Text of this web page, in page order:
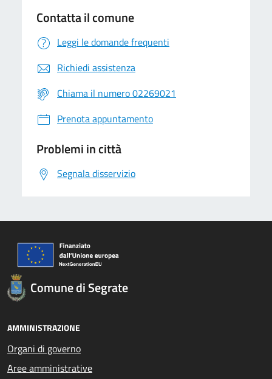
Contatta il comune
Leggi le domande frequenti
Richiedi assistenza
Chiama il numero 02269021
Prenota appuntamento
Problemi in città
Segnala disservizio
Comune di Segrate
AMMINISTRAZIONE
Organi di governo
Aree amministrative